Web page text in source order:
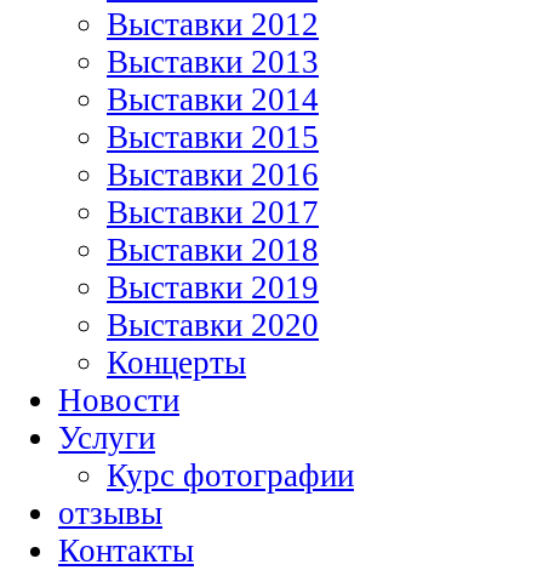
Выставки 2012
Выставки 2013
Выставки 2014
Выставки 2015
Выставки 2016
Выставки 2017
Выставки 2018
Выставки 2019
Выставки 2020
Концерты
Новости
Услуги
Курс фотографии
отзывы
Контакты